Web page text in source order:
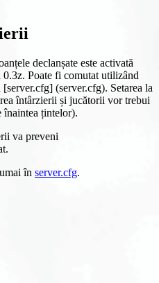
declanșate este activată
Poate fi comutat utilizând
[server.cfg] (server.cfg). Setarea la
întârzierii și jucătorii vor trebui
înaintea țintelor).
va preveni
în server.cfg.